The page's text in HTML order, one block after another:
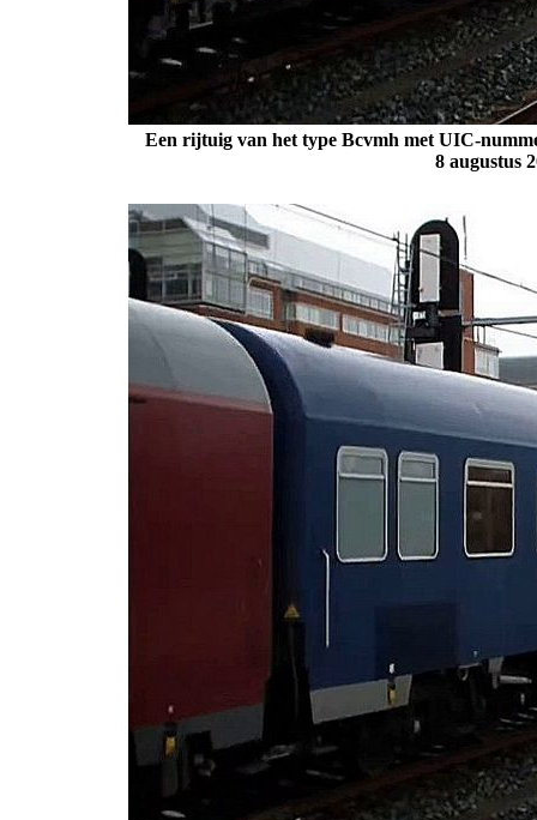
Een rijtuig van het type Bcvmh met UIC-
8 augustus